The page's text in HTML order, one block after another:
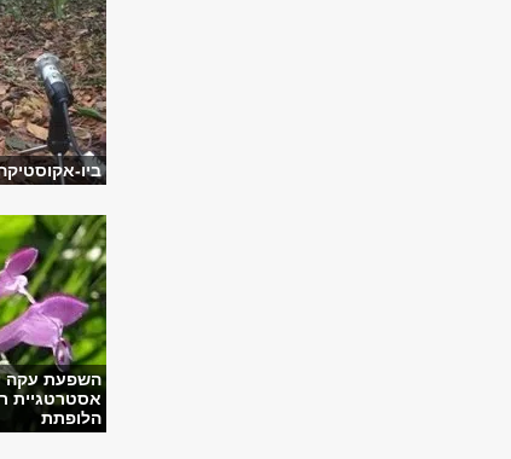
ביו-
השפעת עקה
אסטרטגיית
הלופתת